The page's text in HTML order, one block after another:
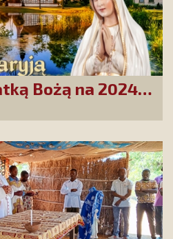
Bożą na 2024
domach!